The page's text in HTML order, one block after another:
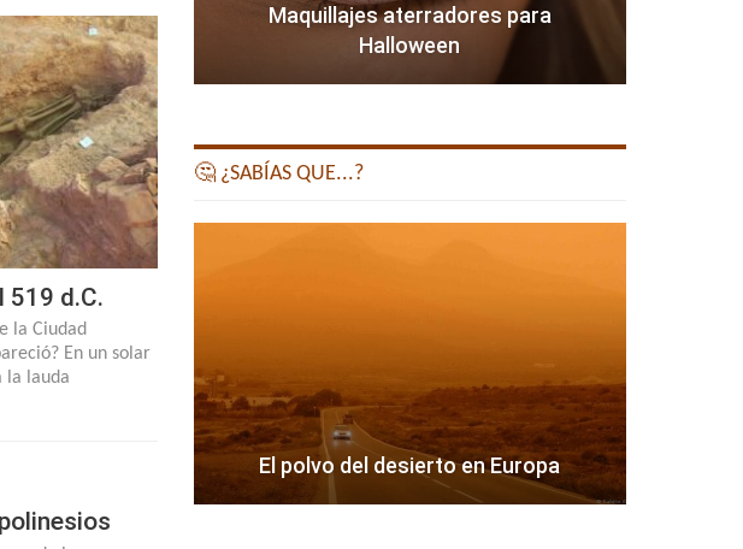
519 d.C.
la Ciudad
En un solar
la lauda
Maquillajes aterradores para
Halloween
🤔 ¿SABÍAS QUE...?
El polvo del desierto en Europa